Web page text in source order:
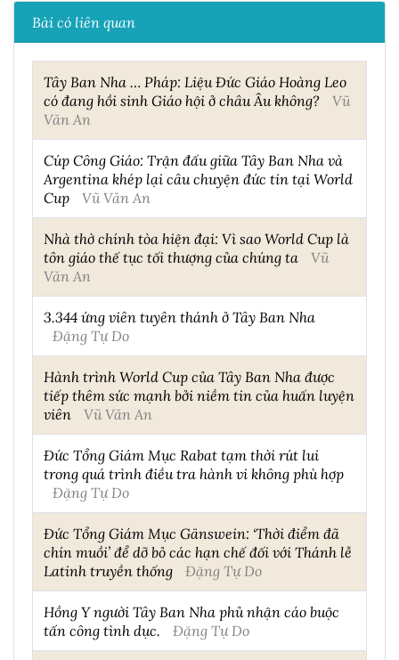
Bài có liên quan
Tây Ban Nha … Pháp: Liệu Đức Giáo Hoàng Leo
có đang hồi sinh Giáo hội ở châu Âu không?
Vũ
Văn An
Cúp Công Giáo: Trận đấu giữa Tây Ban Nha và
Argentina khép lại câu chuyện đức tin tại World
Cup
Vũ Văn An
Nhà thờ chính tòa hiện đại: Vì sao World Cup là
tôn giáo thế tục tối thượng của chúng ta
Vũ
Văn An
3.344 ứng viên tuyên thánh ở Tây Ban Nha
Đặng Tự Do
Hành trình World Cup của Tây Ban Nha được
tiếp thêm sức mạnh bởi niềm tin của huấn luyện
viên
Vũ Văn An
Đức Tổng Giám Mục Rabat tạm thời rút lui
trong quá trình điều tra hành vi không phù hợp
Đặng Tự Do
Đức Tổng Giám Mục Gänswein: ‘Thời điểm đã
chín muồi’ để dỡ bỏ các hạn chế đối với Thánh lễ
Latinh truyền thống
Đặng Tự Do
Hồng Y người Tây Ban Nha phủ nhận cáo buộc
tấn công tình dục.
Đặng Tự Do